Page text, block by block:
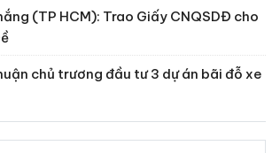
(TP HCM): Trao Giấy CNQSDĐ cho
chủ trương đầu tư 3 dự án bãi đỗ xe